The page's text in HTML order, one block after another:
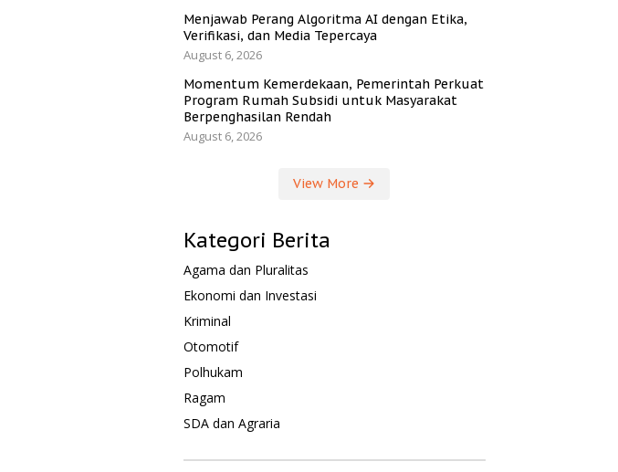
Menjawab Perang Algoritma AI dengan Etika,
Verifikasi, dan Media Tepercaya
August 6, 2026
Momentum Kemerdekaan, Pemerintah Perkuat
Program Rumah Subsidi untuk Masyarakat
Berpenghasilan Rendah
August 6, 2026
View More
Kategori Berita
Agama dan Pluralitas
Ekonomi dan Investasi
Kriminal
Otomotif
Polhukam
Ragam
SDA dan Agraria